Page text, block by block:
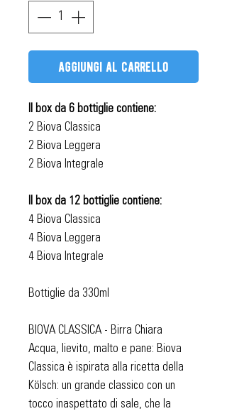
aggiungi al carrello
Il box da 6 bottiglie contiene:
2 Biova Classica
2 Biova Leggera
2 Biova Integrale
Il box da 12 bottiglie contiene:
4 Biova Classica
4 Biova Leggera
4 Biova Integrale
Bottiglie da 330ml
BIOVA CLASSICA - Birra Chiara
Acqua, lievito, malto e pane: Biova
Classica è ispirata alla ricetta della
Kölsch: un grande classico con un
tocco inaspettato di sale, che la